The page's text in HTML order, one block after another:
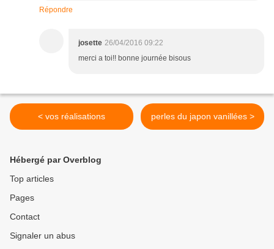
Répondre
josette 26/04/2016 09:22
merci a toi!! bonne journée bisous
< vos réalisations perles du japon vanillées >
Hébergé par Overblog
Top articles
Pages
Contact
Signaler un abus